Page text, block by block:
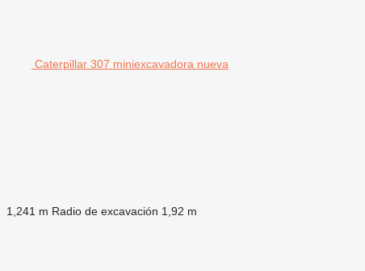
Caterpillar 307 miniexcavadora nueva
1,241 m Radio de excavación 1,92 m